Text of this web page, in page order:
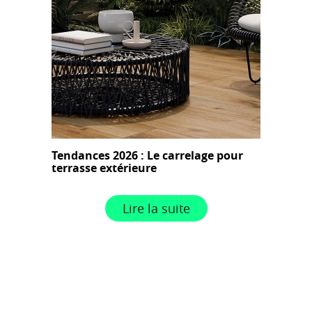
Tendances 2026 : Le carrelage pour
terrasse extérieure
Lire la suite